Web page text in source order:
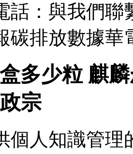
話：與我們聯
碳排放數據華
多少粒 麒
宗
個人知識管理